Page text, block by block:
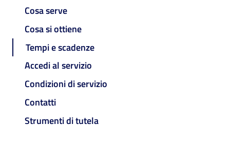
Cosa serve
Cosa si ottiene
Tempi e scadenze
Accedi al servizio
Condizioni di servizio
Contatti
Strumenti di tutela